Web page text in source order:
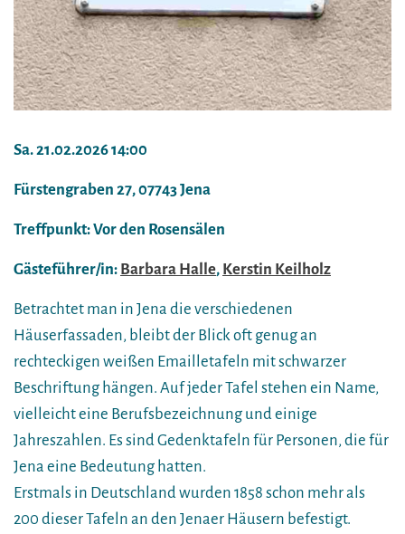
Sa. 21.02.2026 14:00
Fürstengraben 27, 07743 Jena
Treffpunkt: Vor den Rosensälen
Gästeführer/in: Barbara Halle, Kerstin Keilholz
Betrachtet man in Jena die verschiedenen
Häuserfassaden, bleibt der Blick oft genug an
rechteckigen weißen Emailletafeln mit schwarzer
Beschriftung hängen. Auf jeder Tafel stehen ein Name,
vielleicht eine Berufsbezeichnung und einige
Jahreszahlen. Es sind Gedenktafeln für Personen, die für
Jena eine Bedeutung hatten.
Erstmals in Deutschland wurden 1858 schon mehr als
200 dieser Tafeln an den Jenaer Häusern befestigt.